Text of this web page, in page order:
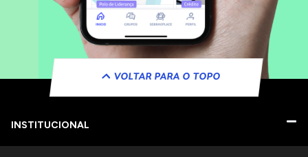
VOLTAR PARA O TOPO
INSTITUCIONAL